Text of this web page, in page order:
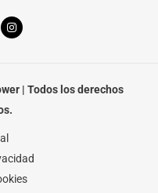
I
n
r
m
| Todos los derechos